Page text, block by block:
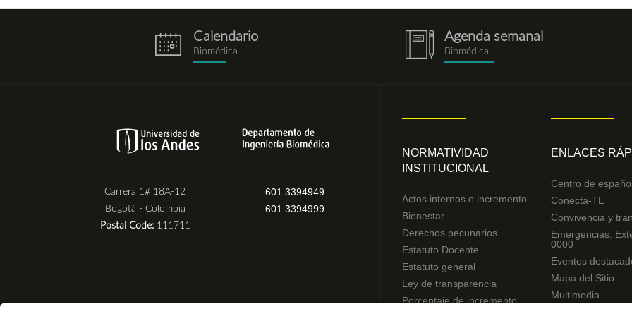
eventos.png
Calendario
Biomédica notebook.png
Agenda semanal
Biomédica
Carrera 1# 18A-12
Bogotá - Colombia
Postal Code: 111711
601 3394949
601 3394999
NORMATIVIDAD
INSTITUCIONAL
Actos internos e incremento
Bienestar
Derechos pecunarios
Estatuto Docente
Estatuto general
Ley de transparencia
Porcentaje de incremento
ENLACES
Centro de español
Conecta-TE
Convivencia y
Emergencias:
0000
Eventos
Mapa del Sitio
Multimedia